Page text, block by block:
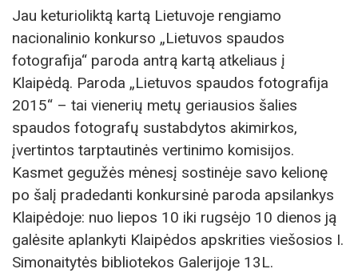
Jau keturioliktą kartą Lietuvoje rengiamo
nacionalinio konkurso „Lietuvos spaudos
fotografija“ paroda antrą kartą atkeliaus į
Klaipėdą. Paroda „Lietuvos spaudos fotografija
2015“ – tai vienerių metų geriausios šalies
spaudos fotografų sustabdytos akimirkos,
įvertintos tarptautinės vertinimo komisijos.
Kasmet gegužės mėnesį sostinėje savo kelionę
po šalį pradedanti konkursinė paroda apsilankys
Klaipėdoje: nuo liepos 10 iki rugsėjo 10 dienos ją
galėsite aplankyti Klaipėdos apskrities viešosios I.
Simonaitytės bibliotekos Galerijoje 13L.